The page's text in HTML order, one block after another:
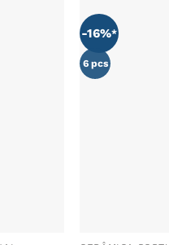
-16%
6 pcs